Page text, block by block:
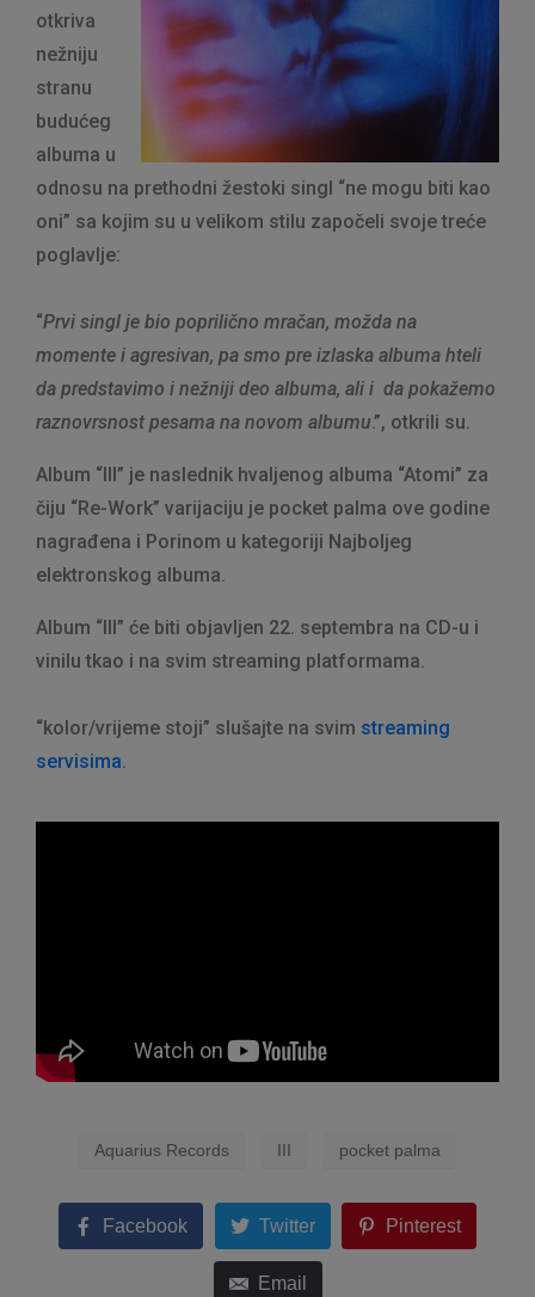
otkriva
nežniju
stranu
budućeg
albuma u
odnosu na prethodni žestoki singl “ne mogu biti kao
oni” sa kojim su u velikom stilu započeli svoje treće
poglavlje:
“Prvi singl je bio poprilično mračan, možda na
momente i agresivan, pa smo pre izlaska albuma hteli
da predstavimo i nežniji deo albuma, ali i da pokažemo
raznovrsnost pesama na novom albumu.”, otkrili su.
Album “III” je naslednik hvaljenog albuma “Atomi” za
čiju “Re-Work” varijaciju je pocket palma ove godine
nagrađena i Porinom u kategoriji Najboljeg
elektronskog albuma.
Album “III” će biti objavljen 22. septembra na CD-u i
vinilu tkao i na svim streaming platformama.
“kolor/vrijeme stoji” slušajte na svim streaming
servisima.
Aquarius Records III pocket palma
Facebook Twitter Pinterest
Email